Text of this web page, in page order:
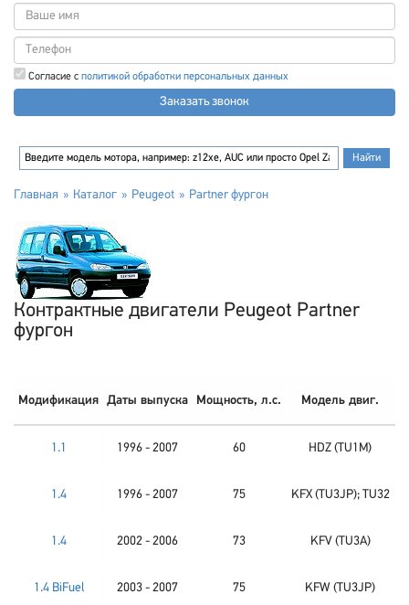
Согласие с политикой обработки персональных данных
Заказать звонок
Главная Каталог Peugeot Partner фургон
Контрактные двигатели Peugeot Partner
фургон
Модификация Даты выпуска Мощность, л.с. Модель двиг.
1.1 1996 - 2007 60 HDZ (TU1M)
1.4 1996 - 2007 75 KFX (TU3JP); TU32
1.4 2002 - 2006 73 KFV (TU3A)
1.4 BiFuel 2003 - 2007 75 KFW (TU3JP)